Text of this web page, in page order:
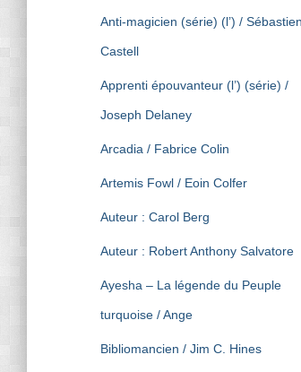
Anti-magicien (série) (l’) /
Castell
Apprenti épouvanteur (l’) (série) /
Joseph Delaney
Arcadia / Fabrice Colin
Artemis Fowl / Eoin Colfer
Auteur : Carol Berg
Auteur : Robert Anthony Salvatore
Ayesha – La légende du Peuple
turquoise / Ange
Bibliomancien / Jim C. Hines